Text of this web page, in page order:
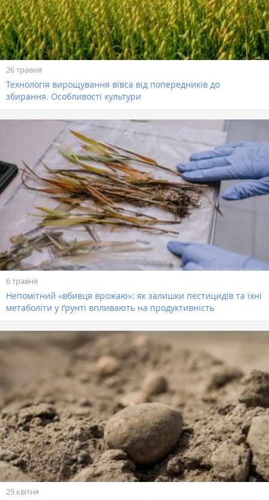
26 травня
Технологія вирощування вівса від попередників до
збирання. Особливості культури
6 травня
Непомітний «вбивця врожаю»: як залишки пестицидів та їхні
метаболіти у ґрунті впливають на продуктивність
29 квітня